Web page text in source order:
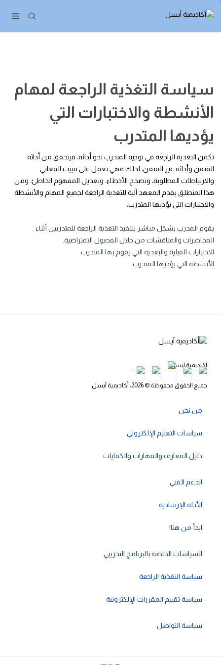
سياسة التغذية الراجعة لمهام
الأنشطة والاختبارات التي
يؤديها المتدرب
تكمن التغذية الراجعة في توجيه المتدرب نحو أدائه، فيتحقق من أدائه
المتقن وأدائه غير المتقن، لذلك فهي تعمل على تثبيت المعاني
والارتباطات المطلوبة، وتصحح الأخطاء، وتعديل المفهوم الخاطئ، ومن
هذا المنطلق يقدم المعهد آلية للتغذية الراجعة لجميع المهام والأنشطة
والاختبارات التي يؤديها المتدرب:
يقوم المدرب بشكل مباشر بتنفيذ التغذية الراجعة للمتدربين أثناء
المحاضرات والمناقشات من خلال الفصول الافتراضية.
الاختبارات القبلية والبعدية التي يقوم بها المتدرب.
الأنشطة التي يؤديها المتدرب.
أكاديمية آيسل
جميع الحقوق محفوظة © 2026، أكاديمية آيسل
من نحن
سياسات التعليم الإلكتروني
دليل المعارف والمهارات والكفايات
الدعم الفني
الأدلة الإرشادية
ابدأ من هنا!
السياسات الخاصة بالبرنامج التدريبي
سياسة التغذية الراجعة
سياسة تقييم المقررات الإلكترونية
سياسة التواصل